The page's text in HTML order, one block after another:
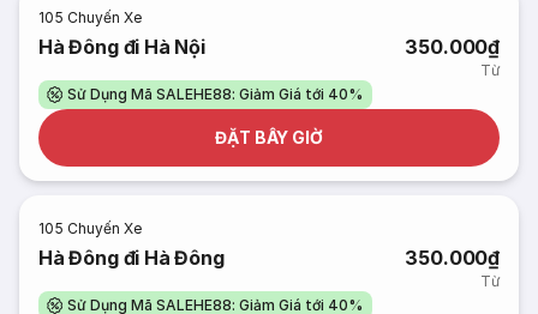
105 Chuyến Xe
Hà Đông đi Hà Nội 350.000₫
Từ
Sử Dụng Mã SALEHE88: Giảm Giá tới 40%
ĐẶT BÂY GIỜ
105 Chuyến Xe
Hà Đông đi Hà Đông 350.000₫
Từ
Sử Dụng Mã SALEHE88: Giảm Giá tới 40%